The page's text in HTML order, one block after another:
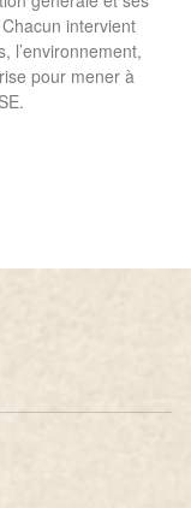
intervient
l’environnement,
pour mener à